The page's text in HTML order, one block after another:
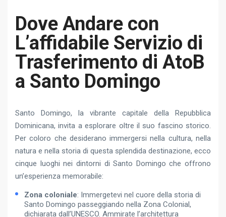
Dove Andare con
L’affidabile Servizio di
Trasferimento di AtoB
a Santo Domingo
Santo Domingo, la vibrante capitale della Repubblica
Dominicana, invita a esplorare oltre il suo fascino storico.
Per coloro che desiderano immergersi nella cultura, nella
natura e nella storia di questa splendida destinazione, ecco
cinque luoghi nei dintorni di Santo Domingo che offrono
un’esperienza memorabile:
Zona coloniale: Immergetevi nel cuore della storia di
Santo Domingo passeggiando nella Zona Colonial,
dichiarata dall’UNESCO. Ammirate l’architettura